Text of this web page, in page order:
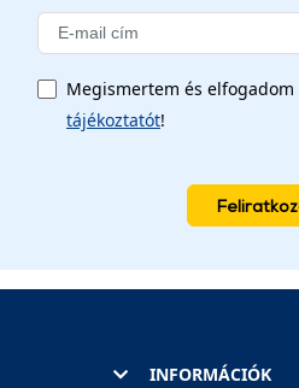
Megismertem és elfogadom
tájékoztatót!
INFORMÁCIÓK